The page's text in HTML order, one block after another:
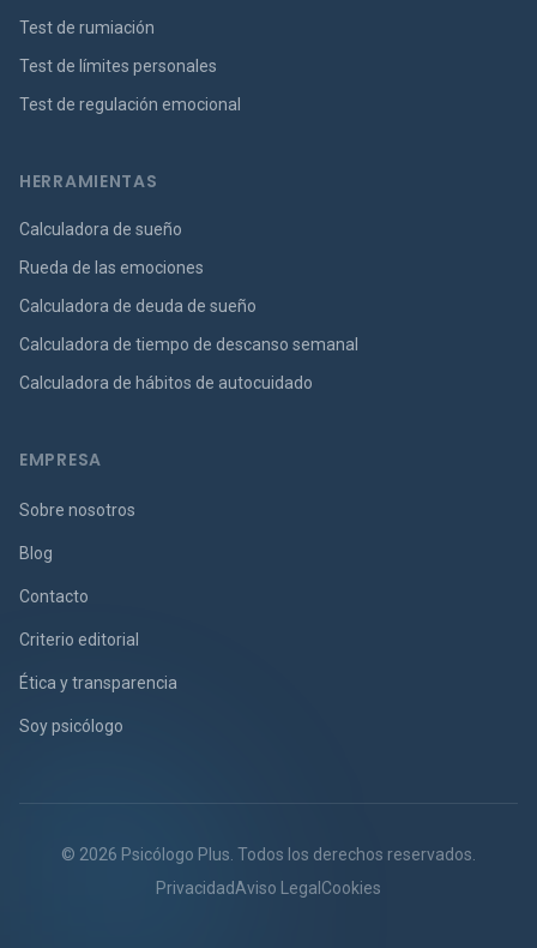
Test de rumiación
Test de límites personales
Test de regulación emocional
HERRAMIENTAS
Calculadora de sueño
Rueda de las emociones
Calculadora de deuda de sueño
Calculadora de tiempo de descanso semanal
Calculadora de hábitos de autocuidado
EMPRESA
Sobre nosotros
Blog
Contacto
Criterio editorial
Ética y transparencia
Soy psicólogo
© 2026 Psicólogo Plus. Todos los derechos reservados.
PrivacidadAviso Legal Cookies